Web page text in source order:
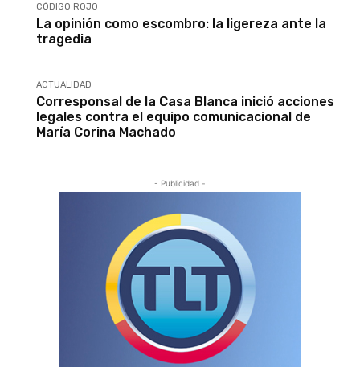
CÓDIGO ROJO
La opinión como escombro: la ligereza ante la
tragedia
ACTUALIDAD
Corresponsal de la Casa Blanca inició acciones
legales contra el equipo comunicacional de
María Corina Machado
- Publicidad -